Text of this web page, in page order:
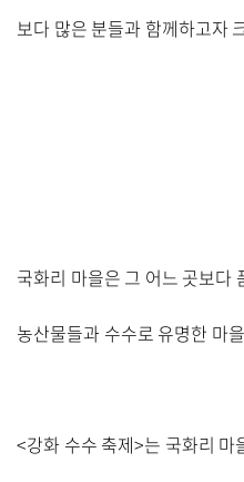
보다 많은 분들과 함께하고자
국화리 마을은 그 어느 곳보다
농산물들과 수수로 유명한 마
<강화 수수 축제>는 국화리 마